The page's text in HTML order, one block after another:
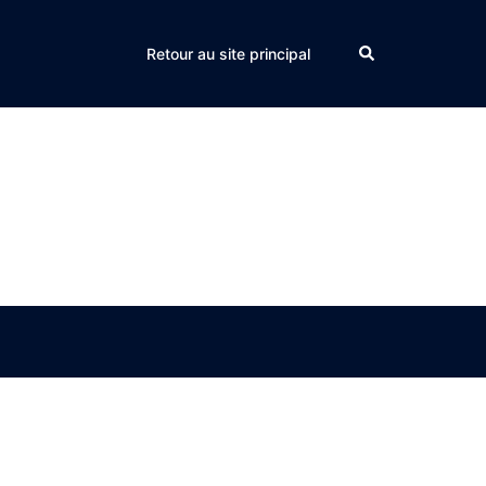
Retour au site principal Search